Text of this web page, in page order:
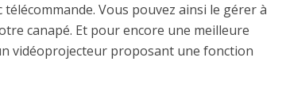
Vous pouvez ainsi le gérer à
canapé. Et pour encore une meilleure
vidéoprojecteur proposant une fonction